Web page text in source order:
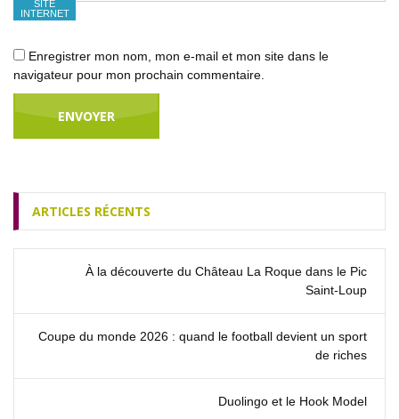
SITE
INTERNET
Enregistrer mon nom, mon e-mail et mon site dans le
navigateur pour mon prochain commentaire.
ARTICLES RÉCENTS
À la découverte du Château La Roque dans le Pic
Saint‑Loup
Coupe du monde 2026 : quand le football devient un sport
de riches
Duolingo et le Hook Model